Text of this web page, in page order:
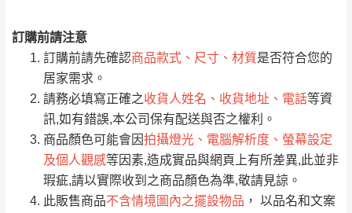
訂購前請注意
訂購前請先確認商品款式、尺寸、材質是否符合您的
居家需求。
請務必填寫正確之收貨人姓名、收貨地址、電話等資
訊,如有錯誤,本公司保有配送與否之權利。
商品顏色可能會因拍攝燈光、電腦解析度、螢幕設定
及個人觀感等因素,造成實品與網頁上有所差異,此並非
瑕疵,請以實際收到之商品顏色為準,敬請見諒。
此販售商品不含情境圖內之擺設物品 ， 以品名和文案
運 費 說 明
運送地區 運送費用
偏遠地區
（請先線上詢問 LINE
→@dershin ）
桃園 復興鄉
注意事項：
由於品項繁多，網頁無法及時更新，如有需
要購買商品，請於出發前來電或到「官方
Line客服」來信確認商品是否有「現貨」與
「金額」。
若商品價格或庫存有異常，商家有權取消訂
單。部分網路商品恕無法更改原設計或客製，敬請
見諒！
0/5 (0)筆
全部 依評論高至低排列
依評論低至高排列 只顯示附上圖片
只顯示附上評論